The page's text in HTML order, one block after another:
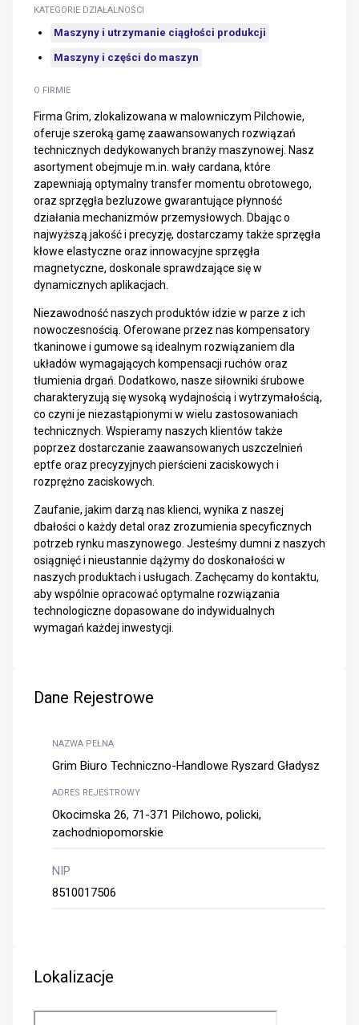
O FIRMIE
Firma Grim, zlokalizowana w malowniczym Pilchowie,
oferuje szeroką gamę zaawansowanych rozwiązań
technicznych dedykowanych branży maszynowej. Nasz
asortyment obejmuje m.in. wały cardana, które
zapewniają optymalny transfer momentu obrotowego,
oraz sprzęgła bezluzowe gwarantujące płynność
działania mechanizmów przemysłowych. Dbając o
najwyższą jakość i precyzję, dostarczamy także sprzęgła
kłowe elastyczne oraz innowacyjne sprzęgła
magnetyczne, doskonale sprawdzające się w
dynamicznych aplikacjach.
Niezawodność naszych produktów idzie w parze z ich
nowoczesnością. Oferowane przez nas kompensatory
tkaninowe i gumowe są idealnym rozwiązaniem dla
układów wymagających kompensacji ruchów oraz
tłumienia drgań. Dodatkowo, nasze siłowniki śrubowe
charakteryzują się wysoką wydajnością i wytrzymałością,
co czyni je niezastąpionymi w wielu zastosowaniach
technicznych. Wspieramy naszych klientów także
poprzez dostarczanie zaawansowanych uszczelnień
eptfe oraz precyzyjnych pierścieni zaciskowych i
rozprężno zaciskowych.
Zaufanie, jakim darzą nas klienci, wynika z naszej
dbałości o każdy detal oraz zrozumienia specyficznych
potrzeb rynku maszynowego. Jesteśmy dumni z naszych
osiągnięć i nieustannie dążymy do doskonałości w
naszych produktach i usługach. Zachęcamy do kontaktu,
aby wspólnie opracować optymalne rozwiązania
technologiczne dopasowane do indywidualnych
wymagań każdej inwestycji.
KATEGORIE DZIAŁALNOŚCI
Maszyny i utrzymanie ciągłości produkcji
Maszyny i części do maszyn
Dane Rejestrowe
NAZWA PEŁNA
Grim Biuro Techniczno-Handlowe Ryszard Gładysz
ADRES REJESTROWY
Okocimska 26, 71-371 Pilchowo, policki,
zachodniopomorskie
NIP
8510017506
Lokalizacje